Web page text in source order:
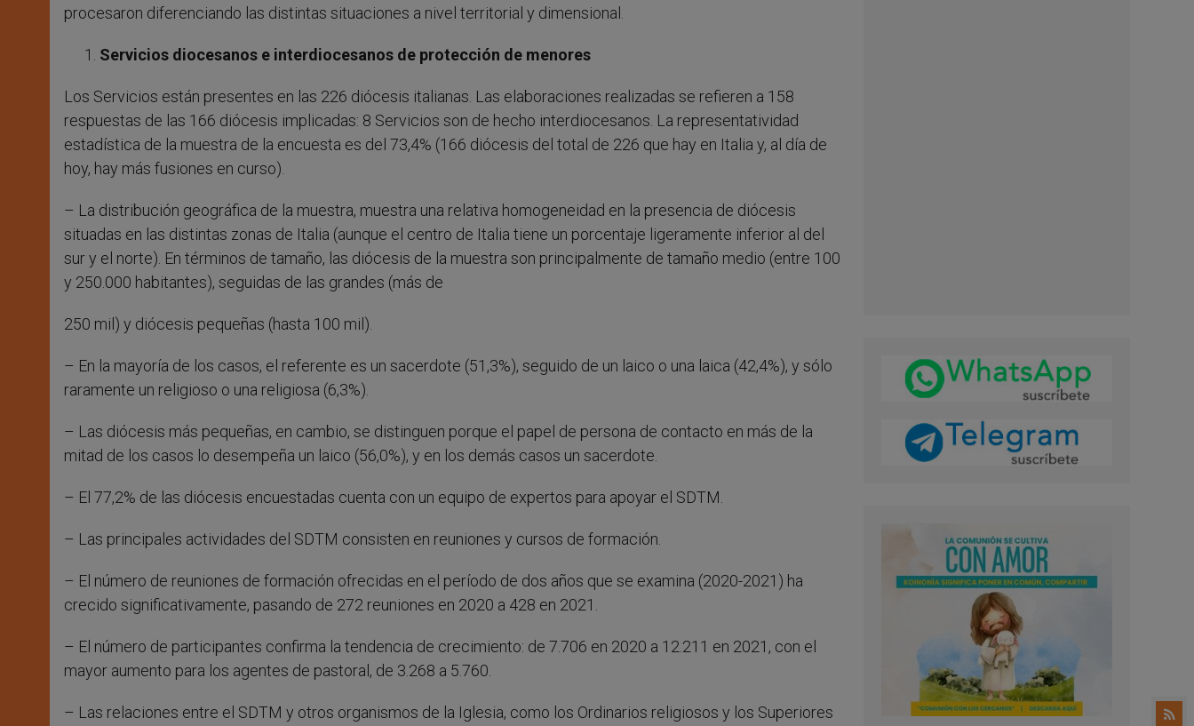
procesaron diferenciando las distintas situaciones a nivel territorial y dimensional.
Servicios diocesanos e interdiocesanos de protección de menores
Los Servicios están presentes en las 226 diócesis italianas. Las elaboraciones realizadas se refieren a 158
respuestas de las 166 diócesis implicadas: 8 Servicios son de hecho interdiocesanos. La representatividad
estadística de la muestra de la encuesta es del 73,4% (166 diócesis del total de 226 que hay en Italia y, al día de
hoy, hay más fusiones en curso).
– La distribución geográfica de la muestra, muestra una relativa homogeneidad en la presencia de diócesis
situadas en las distintas zonas de Italia (aunque el centro de Italia tiene un porcentaje ligeramente inferior al del
sur y el norte). En términos de tamaño, las diócesis de la muestra son principalmente de tamaño medio (entre 100
y 250.000 habitantes), seguidas de las grandes (más de
250 mil) y diócesis pequeñas (hasta 100 mil).
– En la mayoría de los casos, el referente es un sacerdote (51,3%), seguido de un laico o una laica (42,4%), y sólo
raramente un religioso o una religiosa (6,3%).
– Las diócesis más pequeñas, en cambio, se distinguen porque el papel de persona de contacto en más de la
mitad de los casos lo desempeña un laico (56,0%), y en los demás casos un sacerdote.
– El 77,2% de las diócesis encuestadas cuenta con un equipo de expertos para apoyar el SDTM.
– Las principales actividades del SDTM consisten en reuniones y cursos de formación.
– El número de reuniones de formación ofrecidas en el período de dos años que se examina (2020-2021) ha
crecido significativamente, pasando de 272 reuniones en 2020 a 428 en 2021.
– El número de participantes confirma la tendencia de crecimiento: de 7.706 en 2020 a 12.211 en 2021, con el
mayor aumento para los agentes de pastoral, de 3.268 a 5.760.
– Las relaciones entre el SDTM y otros organismos de la Iglesia, como los Ordinarios religiosos y los Superiores